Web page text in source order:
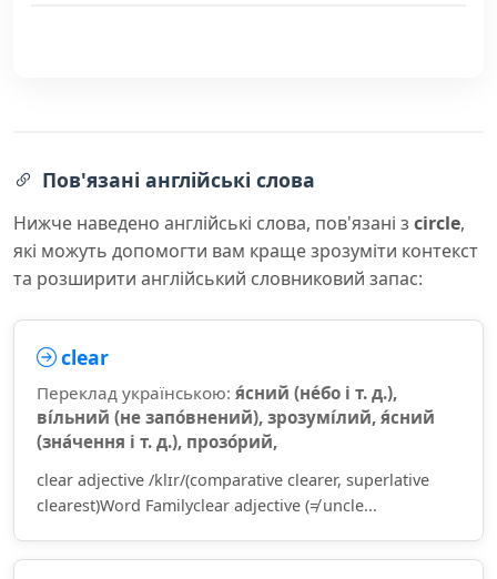
Пов'язані англійські слова
Нижче наведено англійські слова, пов'язані з circle,
які можуть допомогти вам краще зрозуміти контекст
та розширити англійський словниковий запас:
clear
Переклад українською: я́сний (не́бо і т. д.),
ві́льний (не запо́внений), зрозумі́лий, я́сний
(зна́чення і т. д.), прозо́рий,
clear adjective /klɪr/(comparative clearer, superlative
clearest)Word Familyclear adjective (≠ uncle...